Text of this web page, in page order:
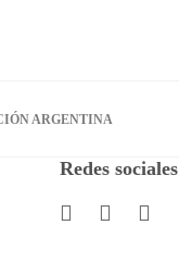
ARGENTINA
Redes sociales